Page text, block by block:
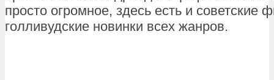
просто огромное, здесь есть и советские
голливудские новинки всех жанров.